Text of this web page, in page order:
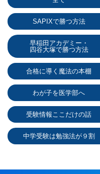
SAPIXで勝つ方法
早稲田アカデミー・
四谷大塚で勝つ方法
合格に導く魔法の本棚
わが子を医学部へ
受験情報ここだけの話
中学受験は勉強法が９割